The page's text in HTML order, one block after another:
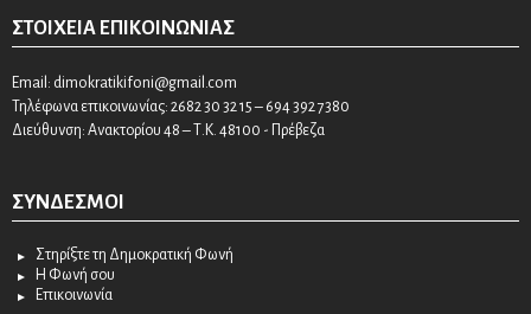
ΣΤΟΙΧΕΊΑ ΕΠΙΚΟΙΝΩΝΊΑΣ
Email: dimokratikifoni@gmail.com
Τηλέφωνα επικοινωνίας: 2682 30 32 15 – 694 392 7380
Διεύθυνση: Ανακτορίου 48 – Τ.Κ. 48100 - Πρέβεζα
ΣΎΝΔΕΣΜΟΙ
Στηρίξτε τη Δημοκρατική Φωνή
Η Φωνή σου
Επικοινωνία